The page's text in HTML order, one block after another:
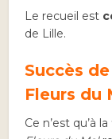
Le recueil est
de Lille.
Succès
Fleurs du
Ce n’est qu’à la